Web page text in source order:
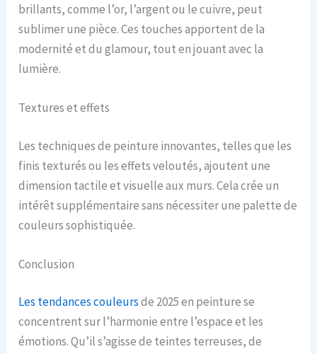
brillants, comme l’or, l’argent ou le cuivre, peut
sublimer une pièce. Ces touches apportent de la
modernité et du glamour, tout en jouant avec la
lumière.
Textures et effets
Les techniques de peinture innovantes, telles que les
finis texturés ou les effets veloutés, ajoutent une
dimension tactile et visuelle aux murs. Cela crée un
intérêt supplémentaire sans nécessiter une palette de
couleurs sophistiquée.
Conclusion
Les tendances couleursde 2025 en peinture se
concentrent sur l’harmonie entre l’espace et les
émotions. Qu’il s’agisse de teintes terreuses, de